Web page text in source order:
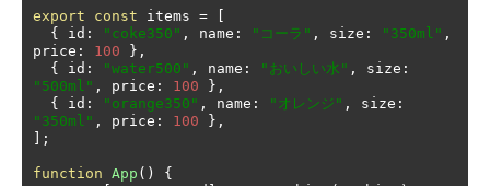
export const items =
{
id : "coke350" , name : "コーラ" , size : "350ml" ,
price : 100
},
{
id : "water500" , name : "おいしい水" , size :
"500ml" , price : 100
},
{
id : "orange350" , name : "オレンジ" , size :
"350ml" , price : 100
},
];
function App ()
{